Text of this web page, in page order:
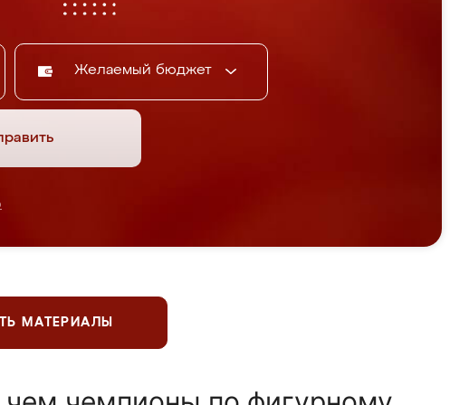
Желаемый бюджет
МАТЕРИАЛЫ